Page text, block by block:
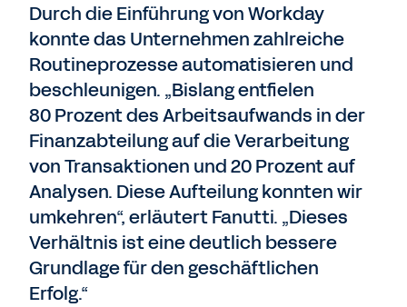
Durch die Einführung von Workday
konnte das Unternehmen zahlreiche
Routineprozesse automatisieren und
beschleunigen. „Bislang entfielen
80 Prozent des Arbeitsaufwands in der
Finanzabteilung auf die Verarbeitung
von Transaktionen und 20 Prozent auf
Analysen. Diese Aufteilung konnten wir
umkehren“, erläutert Fanutti. „Dieses
Verhältnis ist eine deutlich bessere
Grundlage für den geschäftlichen
Erfolg.“